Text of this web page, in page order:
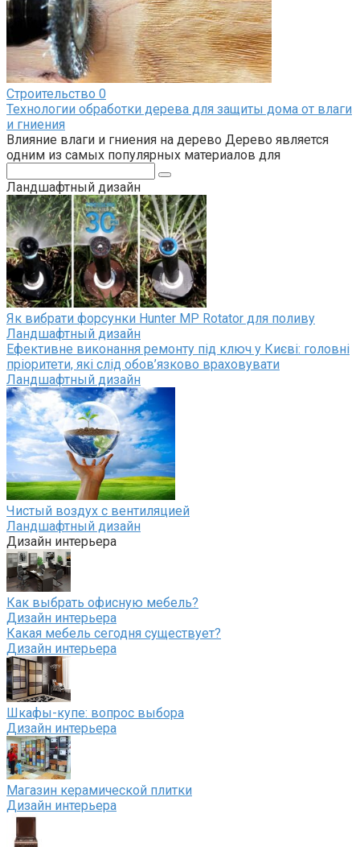
Строительство 0
Технологии обработки дерева для защиты дома от влаги
и гниения
Влияние влаги и гниения на дерево Дерево является
одним из самых популярных материалов для
Ландшафтный дизайн
Як вибрати форсунки Hunter MP Rotator для поливу
Ландшафтный дизайн
Ефективне виконання ремонту під ключ у Києві: головні
пріоритети, які слід обов’язково враховувати
Ландшафтный дизайн
Чистый воздух с вентиляцией
Ландшафтный дизайн
Дизайн интерьера
Как выбрать офисную мебель?
Дизайн интерьера
Какая мебель сегодня существует?
Дизайн интерьера
Шкафы-купе: вопрос выбора
Дизайн интерьера
Магазин керамической плитки
Дизайн интерьера